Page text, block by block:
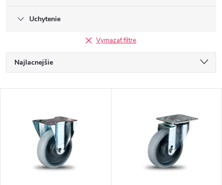
Uchytenie
Vymazať filtre
R
a
Najlacnejšie
Abecedne